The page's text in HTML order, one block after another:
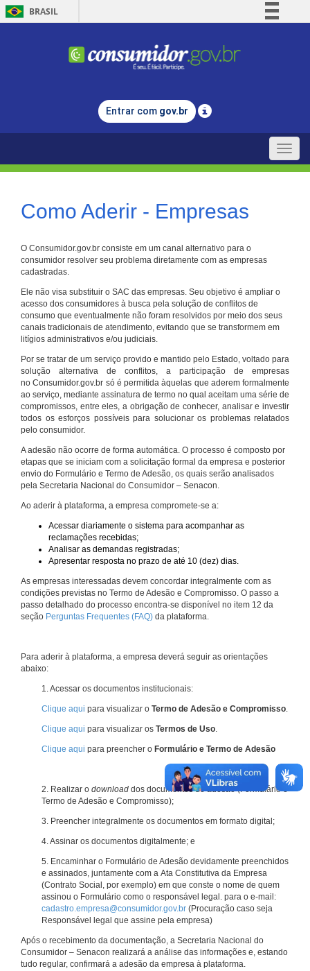
BRASIL
Comunica BR
Legislação
Entrar com gov.br
Toggle
Como Aderir - Empresas
O Consumidor.gov.br consiste em um canal alternativo para o
consumidor resolver seu problema diretamente com as empresas
cadastradas.
Ele não visa substituir o SAC das empresas. Seu objetivo é ampliar o
acesso dos consumidores à busca pela solução de conflitos de
consumo que eventualmente não foram resolvidos por meio dos seus
canais tradicionais de atendimento, evitando que se transformem em
litígios administrativos e/ou judiciais.
Por se tratar de um serviço provido e mantido pelo Estado, voltado para
solução alternativa de conflitos, a participação de empresas
no Consumidor.gov.br só é permitida àquelas que aderem formalmente
ao serviço, mediante assinatura de termo no qual aceitam uma série de
compromissos, entre eles, a obrigação de conhecer, analisar e investir
todos os esforços possíveis para solucionar os problemas relatados
pelo consumidor.
A adesão não ocorre de forma automática. O processo é composto por
etapas que se iniciam com a solicitação formal da empresa e posterior
envio do Formulário e Termo de Adesão, os quais serão analisados
pela Secretaria Nacional do Consumidor – Senacon.
Ao aderir à plataforma, a empresa compromete-se a:
Acessar diariamente o sistema para acompanhar as
reclamações recebidas;
Analisar as demandas registradas;
Apresentar resposta no prazo de até 10 (dez) dias.
As empresas interessadas devem concordar integralmente com as
condições previstas no Termo de Adesão e Compromisso. O passo a
passo detalhado do processo encontra-se disponível no item 12 da
seção Perguntas Frequentes (FAQ) da plataforma.
Para aderir à plataforma, a empresa deverá seguir as orientações
abaixo:
1. Acessar os documentos institucionais:
Clique aqui para visualizar o Termo de Adesão e Compromisso.
Clique aqui para visualizar os Termos de Uso.
Clique aqui para preencher o Formulário e Termo de Adesão
2. Realizar o download dos documentos de adesão (Formulário e
Termo de Adesão e Compromisso);
3. Preencher integralmente os documentos em formato digital;
4. Assinar os documentos digitalmente; e
5. Encaminhar o Formulário de Adesão devidamente preenchidos
e assinados, juntamente com a Ata Constitutiva da Empresa
(Contrato Social, por exemplo) em que conste o nome de quem
assinou o Formulário como o responsável legal. para o e-mail:
cadastro.empresa@consumidor.gov.br (Procuração caso seja
Responsável legal que assine pela empresa)
Após o recebimento da documentação, a Secretaria Nacional do
Consumidor – Senacon realizará a análise das informações e, estando
tudo regular, confirmará a adesão da empresa à plataforma.